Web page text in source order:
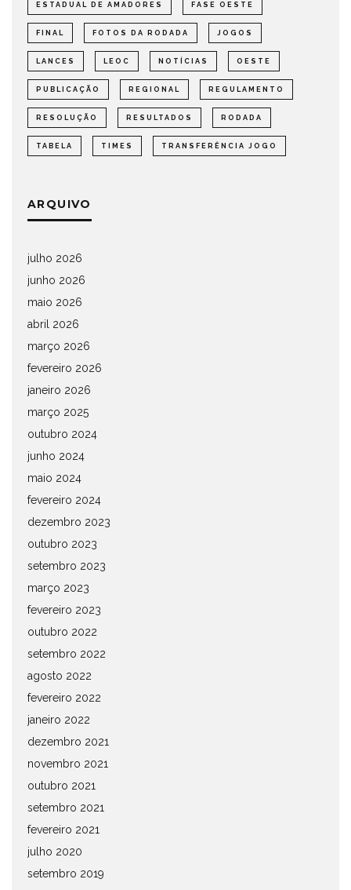
ESTADUAL DE AMADORES FASE OESTE
FINAL FOTOS DA RODADA JOGOS
LANCES LEOC NOTÍCIAS OESTE
PUBLICAÇÃO REGIONAL REGULAMENTO
RESOLUÇÃO RESULTADOS RODADA
TABELA TIMES TRANSFERÊNCIA JOGO
ARQUIVO
julho 2026
junho 2026
maio 2026
abril 2026
março 2026
fevereiro 2026
janeiro 2026
março 2025
outubro 2024
junho 2024
maio 2024
fevereiro 2024
dezembro 2023
outubro 2023
setembro 2023
março 2023
fevereiro 2023
outubro 2022
setembro 2022
agosto 2022
fevereiro 2022
janeiro 2022
dezembro 2021
novembro 2021
outubro 2021
setembro 2021
fevereiro 2021
julho 2020
setembro 2019